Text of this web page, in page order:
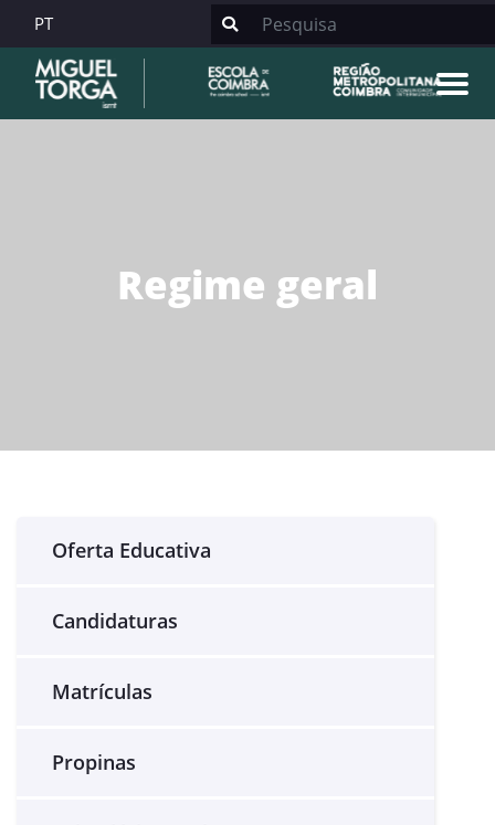
PT
Regime geral
Oferta Educativa
Candidaturas
Matrículas
Propinas